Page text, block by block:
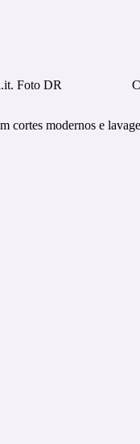
Foto DR
cortes modernos e